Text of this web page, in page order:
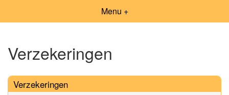
Menu +
Verzekeringen
Verzekeringen